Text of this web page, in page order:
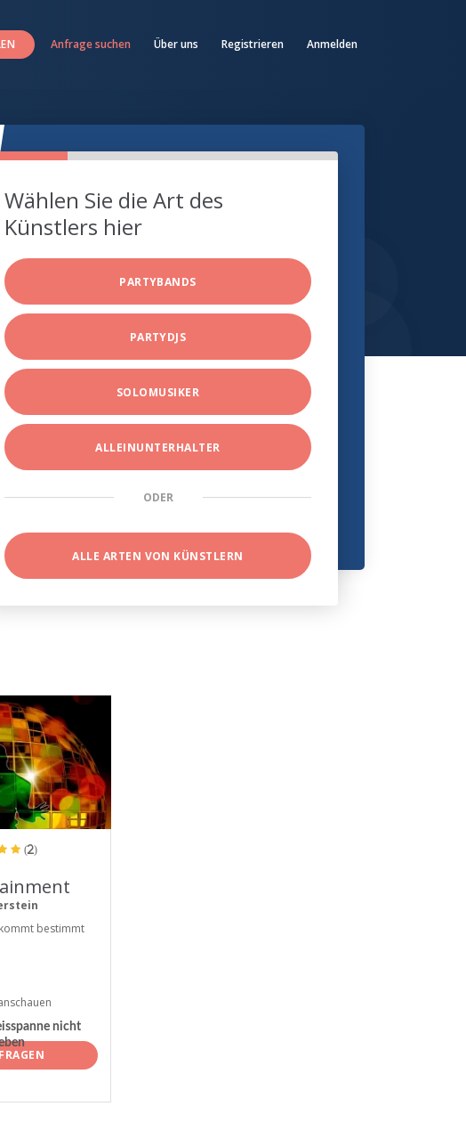
Anfrage suchen Über uns Registrieren Anmelden
Wählen Sie die Art des
Künstlers hier
PARTYBANDS
PARTYDJS
SOLOMUSIKER
ALLEINUNTERHALTER
ODER
ALLE ARTEN VON KÜNSTLERN
(2)
bestimmt
nicht